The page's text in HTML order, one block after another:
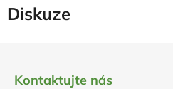
Diskuze
Kontaktujte nás